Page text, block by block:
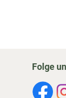
Folge